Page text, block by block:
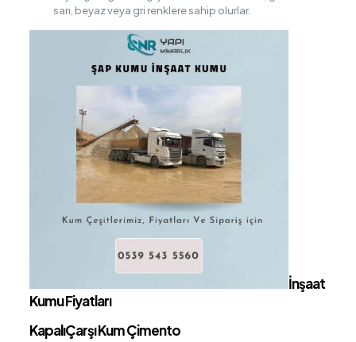
sarı, beyaz veya gri renklere sahip olurlar.
İnşaat
Kumu Fiyatları
KapalıÇarşı Kum Çimento